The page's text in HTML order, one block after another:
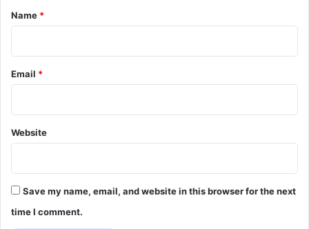
*
Name *
Email *
Website
Save my name, email, and website in this browser for the next
time I comment.